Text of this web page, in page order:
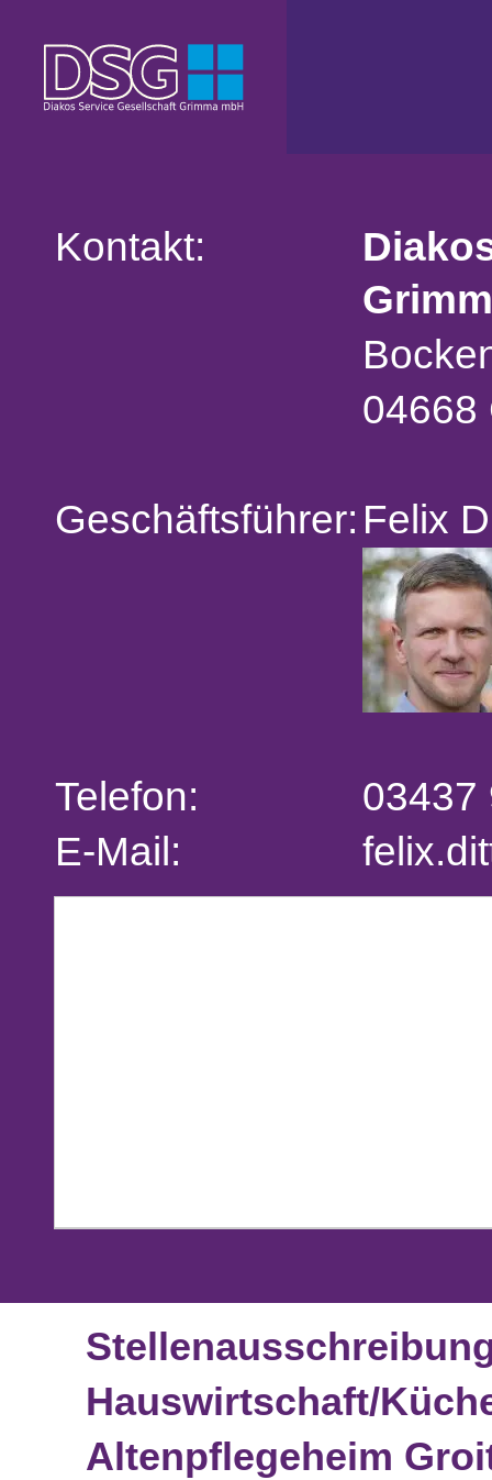
Kontakt:
04668
Geschäftsführer: Felix
Telefon:
03437
E-Mail:
Hauswirtschaft/
Altenpflegeheim